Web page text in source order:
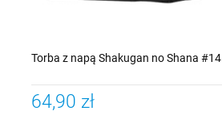
Torba z napą Shakugan no Shana #14
64,90 zł